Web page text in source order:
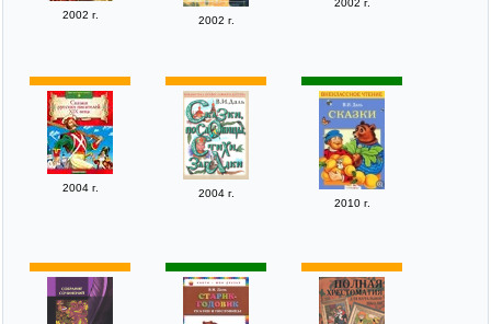
2002 г. 2002 г.
2004 г.
2004 г.
2010 г.